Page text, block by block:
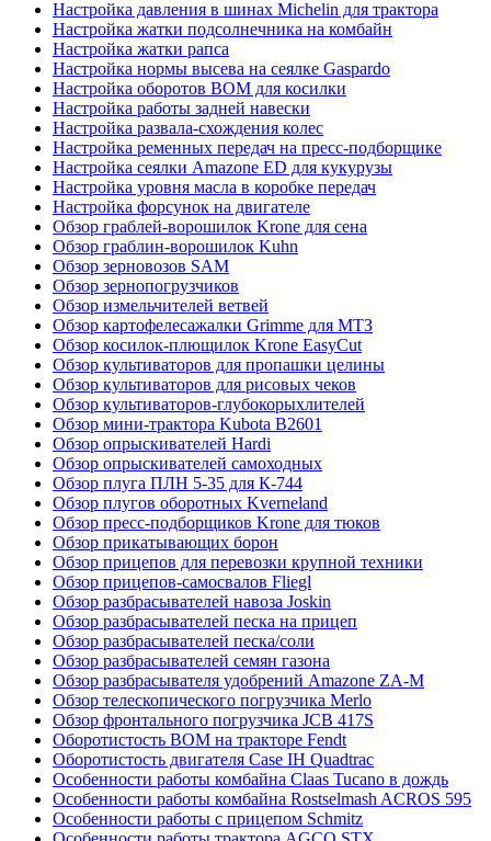
Настройка давления в шинах Michelin для трактора
Настройка жатки подсолнечника на комбайн
Настройка жатки рапса
Настройка нормы высева на сеялке Gaspardo
Настройка оборотов ВОМ для косилки
Настройка работы задней навески
Настройка развала-схождения колес
Настройка ременных передач на пресс-подборщике
Настройка сеялки Amazone ED для кукурузы
Настройка уровня масла в коробке передач
Настройка форсунок на двигателе
Обзор граблей-ворошилок Krone для сена
Обзор граблин-ворошилок Kuhn
Обзор зерновозов SAM
Обзор зернопогрузчиков
Обзор измельчителей ветвей
Обзор картофелесажалки Grimme для МТЗ
Обзор косилок-плющилок Krone EasyCut
Обзор культиваторов для пропашки целины
Обзор культиваторов для рисовых чеков
Обзор культиваторов-глубокорыхлителей
Обзор мини-трактора Kubota B2601
Обзор опрыскивателей Hardi
Обзор опрыскивателей самоходных
Обзор плуга ПЛН 5-35 для К-744
Обзор плугов оборотных Kverneland
Обзор пресс-подборщиков Krone для тюков
Обзор прикатывающих борон
Обзор прицепов для перевозки крупной техники
Обзор прицепов-самосвалов Fliegl
Обзор разбрасывателей навоза Joskin
Обзор разбрасывателей песка на прицеп
Обзор разбрасывателей песка/соли
Обзор разбрасывателей семян газона
Обзор разбрасывателя удобрений Amazone ZA-M
Обзор телескопического погрузчика Merlo
Обзор фронтального погрузчика JCB 417S
Оборотистость ВОМ на тракторе Fendt
Оборотистость двигателя Case IH Quadtrac
Особенности работы комбайна Claas Tucano в дождь
Особенности работы комбайна Rostselmash ACROS 595
Особенности работы с прицепом Schmitz